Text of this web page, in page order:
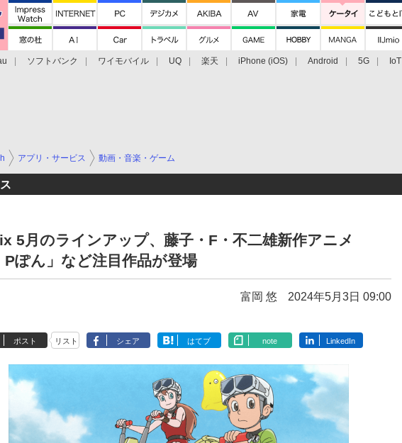
ソフトバンク ワイモバイル UQ 楽天 iPhone (iOS) Android 5G IoT
アプリ・サービス 動画・音楽・ゲーム
5月のラインアップ、藤子・F・不二雄新作アニメ
Pぽん」など注目作品が登場
富岡 悠 2024年5月3日 09:00
ポスト リスト シェア はてブ note LinkedIn